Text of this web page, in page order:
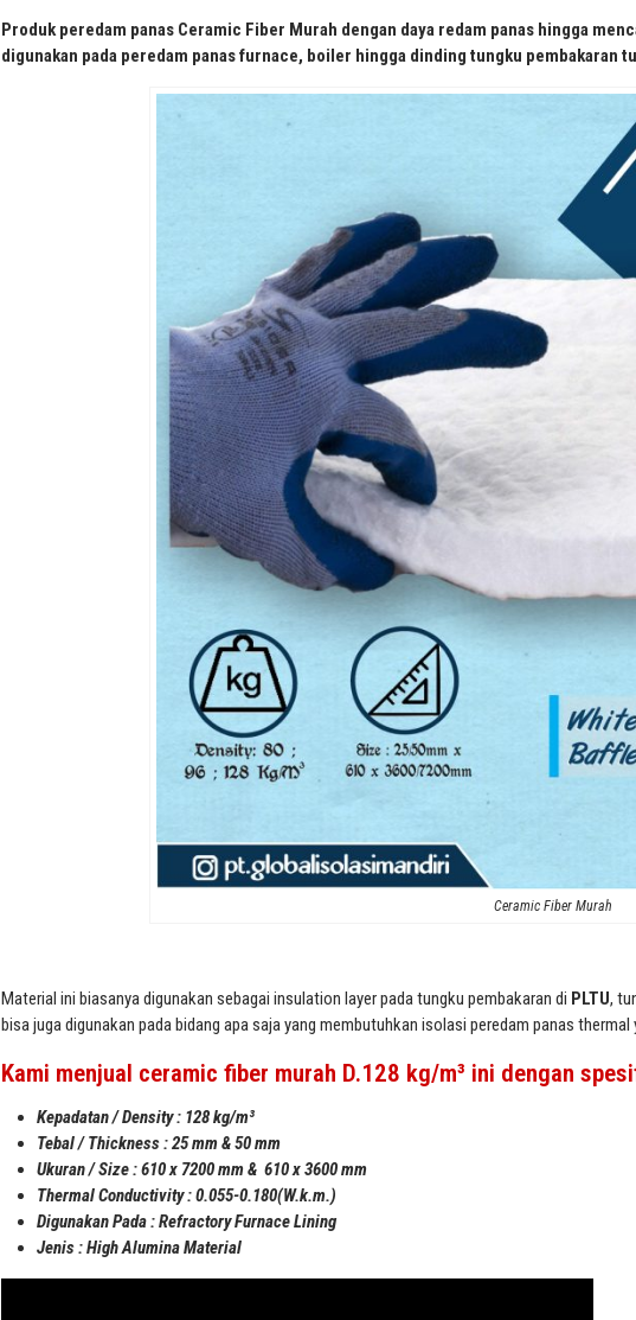
Produk peredam panas Ceramic Fiber Murah dengan daya redam panas hingga
digunakan pada peredam panas furnace, boiler hingga dinding tungku pembakaran
Ceramic Fiber Murah
Material ini biasanya digunakan sebagai insulation layer pada tungku pembakaran di PLTU,
bisa juga digunakan pada bidang apa saja yang membutuhkan isolasi peredam panas thermal
Kami menjual ceramic fiber murah D.128 kg/m³ ini dengan
Kepadatan / Density : 128 kg/m³
Tebal / Thickness : 25 mm & 50 mm
Ukuran / Size : 610 x 7200 mm & 610 x 3600 mm
Thermal Conductivity : 0.055-0.180(W.k.m.)
Digunakan Pada :Refractory Furnace Lining
Jenis : High Alumina Material